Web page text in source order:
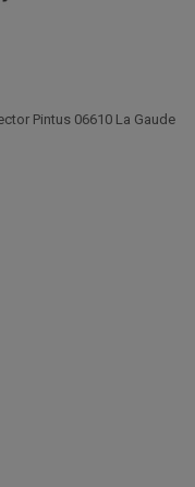
Pintus 06610 La Gaude